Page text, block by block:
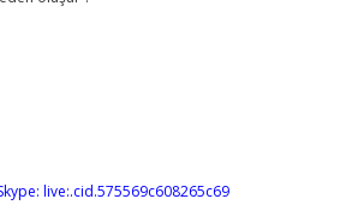
live:.cid.575569c608265c69